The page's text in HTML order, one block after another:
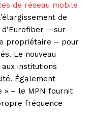
de réseau mobile
de
– sur
propriétaire – pour
Le nouveau
institutions
Également
» – le MPN fournit
fréquence